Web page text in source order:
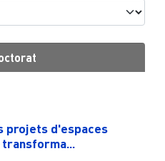
projets d'espaces